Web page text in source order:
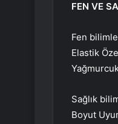
FEN VE
Fen
Elastik
Sağlık
Boyut